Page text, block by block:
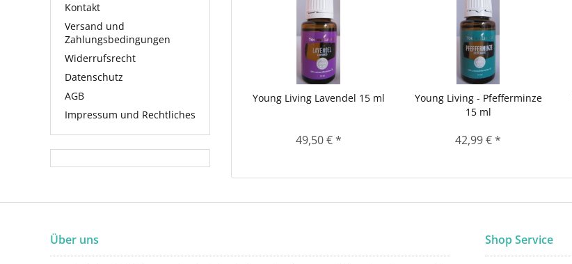
Kontakt
Versand und
Zahlungsbedingungen
Widerrufsrecht
Datenschutz
AGB
Impressum und Rechtliches
Young Living Lavendel 15 ml
49,50 € *
Young Living - Pfefferminze
15 ml
42,99 € *
Über uns Shop Service